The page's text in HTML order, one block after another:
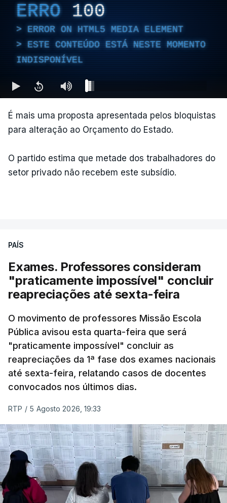
ERRO 100
ERROR ON HTML5 MEDIA ELEMENT
ESTE CONTEÚDO ESTÁ NESTE MOMENTO
INDISPONÍVEL
É mais uma proposta apresentada pelos bloquistas
para alteração ao Orçamento do Estado.
O partido estima que metade dos trabalhadores do
setor privado não recebem este subsídio.
PAÍS
Exames. Professores consideram
"praticamente impossível" concluir
reapreciações até sexta-feira
O movimento de professores Missão Escola
Pública avisou esta quarta-feira que será
"praticamente impossível" concluir as
reapreciações da 1ª fase dos exames nacionais
até sexta-feira, relatando casos de docentes
convocados nos últimos dias.
RTP / 5 Agosto 2026, 19:33